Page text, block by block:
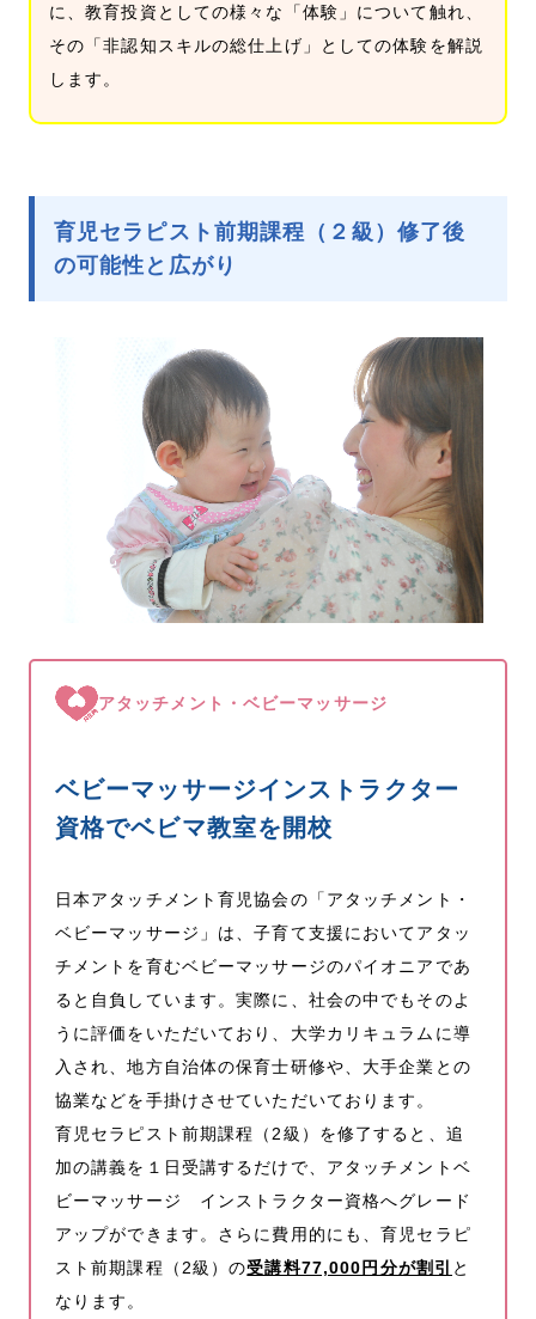
に、教育投資としての様々な「体験」について触れ、
その「非認知スキルの総仕上げ」としての体験を解説
します。
育児セラピスト前期課程（２級）修了後
の可能性と広がり
アタッチメント・ベビーマッサージ
ベビーマッサージインストラクター
資格でベビマ教室を開校
日本アタッチメント育児協会の「アタッチメント・
ベビーマッサージ」は、子育て支援においてアタッ
チメントを育むベビーマッサージのパイオニアであ
ると自負しています。実際に、社会の中でもそのよ
うに評価をいただいており、大学カリキュラムに導
入され、地方自治体の保育士研修や、大手企業との
協業などを手掛けさせていただいております。
育児セラピスト前期課程（2級）を修了すると、追
加の講義を１日受講するだけで、アタッチメントベ
ビーマッサージ インストラクター資格へグレード
アップができます。さらに費用的にも、育児セラピ
スト前期課程（2級）の受講料77,000円分が割引 と
なります。